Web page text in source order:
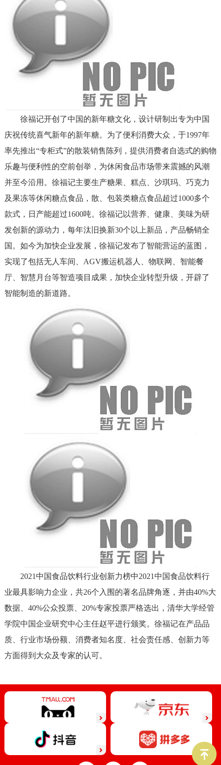
徐福记开创了中国的新年糖文化，设计研制出专为中国
庆祝传统喜气新年的新年糖。为了便利消费大众，于1997年
率先推出“专柜式”的散装销售陈列，提供消费者自选式的购物
乐趣与便利性的空前创举，为休闲食品市场带来震撼的风潮
并至今沿用。徐福记主要生产糖果、糕点、沙琪玛、巧克力
及果冻等休闲糖点食品，散、包装类糖点食品超过1000多个
款式，日产能超过1600吨。徐福记以营养、健康、美味为研
发创新的源动力，每年汰旧换新30个以上新品，产品畅销全
国。如今为加快企业发展，徐福记发布了智能营运的蓝图，
实现了包括无人车间、AGV搬运机器人、物联网、智能餐
厅、智慧月台等智造项目成果，加快企业转型升级，开辟了
智能制造的新道路。
2021中国食品饮料行业创新力榜中2021中国食品饮料行
业最具影响力企业，共26个入围的著名品牌角逐，并由40%大
数据、40%公众投票、20%专家投票严格选出，清华大学经管
学院中国企业研究中心主任赵平进行颁奖。徐福记在产品品
质、行业市场份额、消费者知名度、社会责任感、创新力等
方面得到大众及专家的认可。